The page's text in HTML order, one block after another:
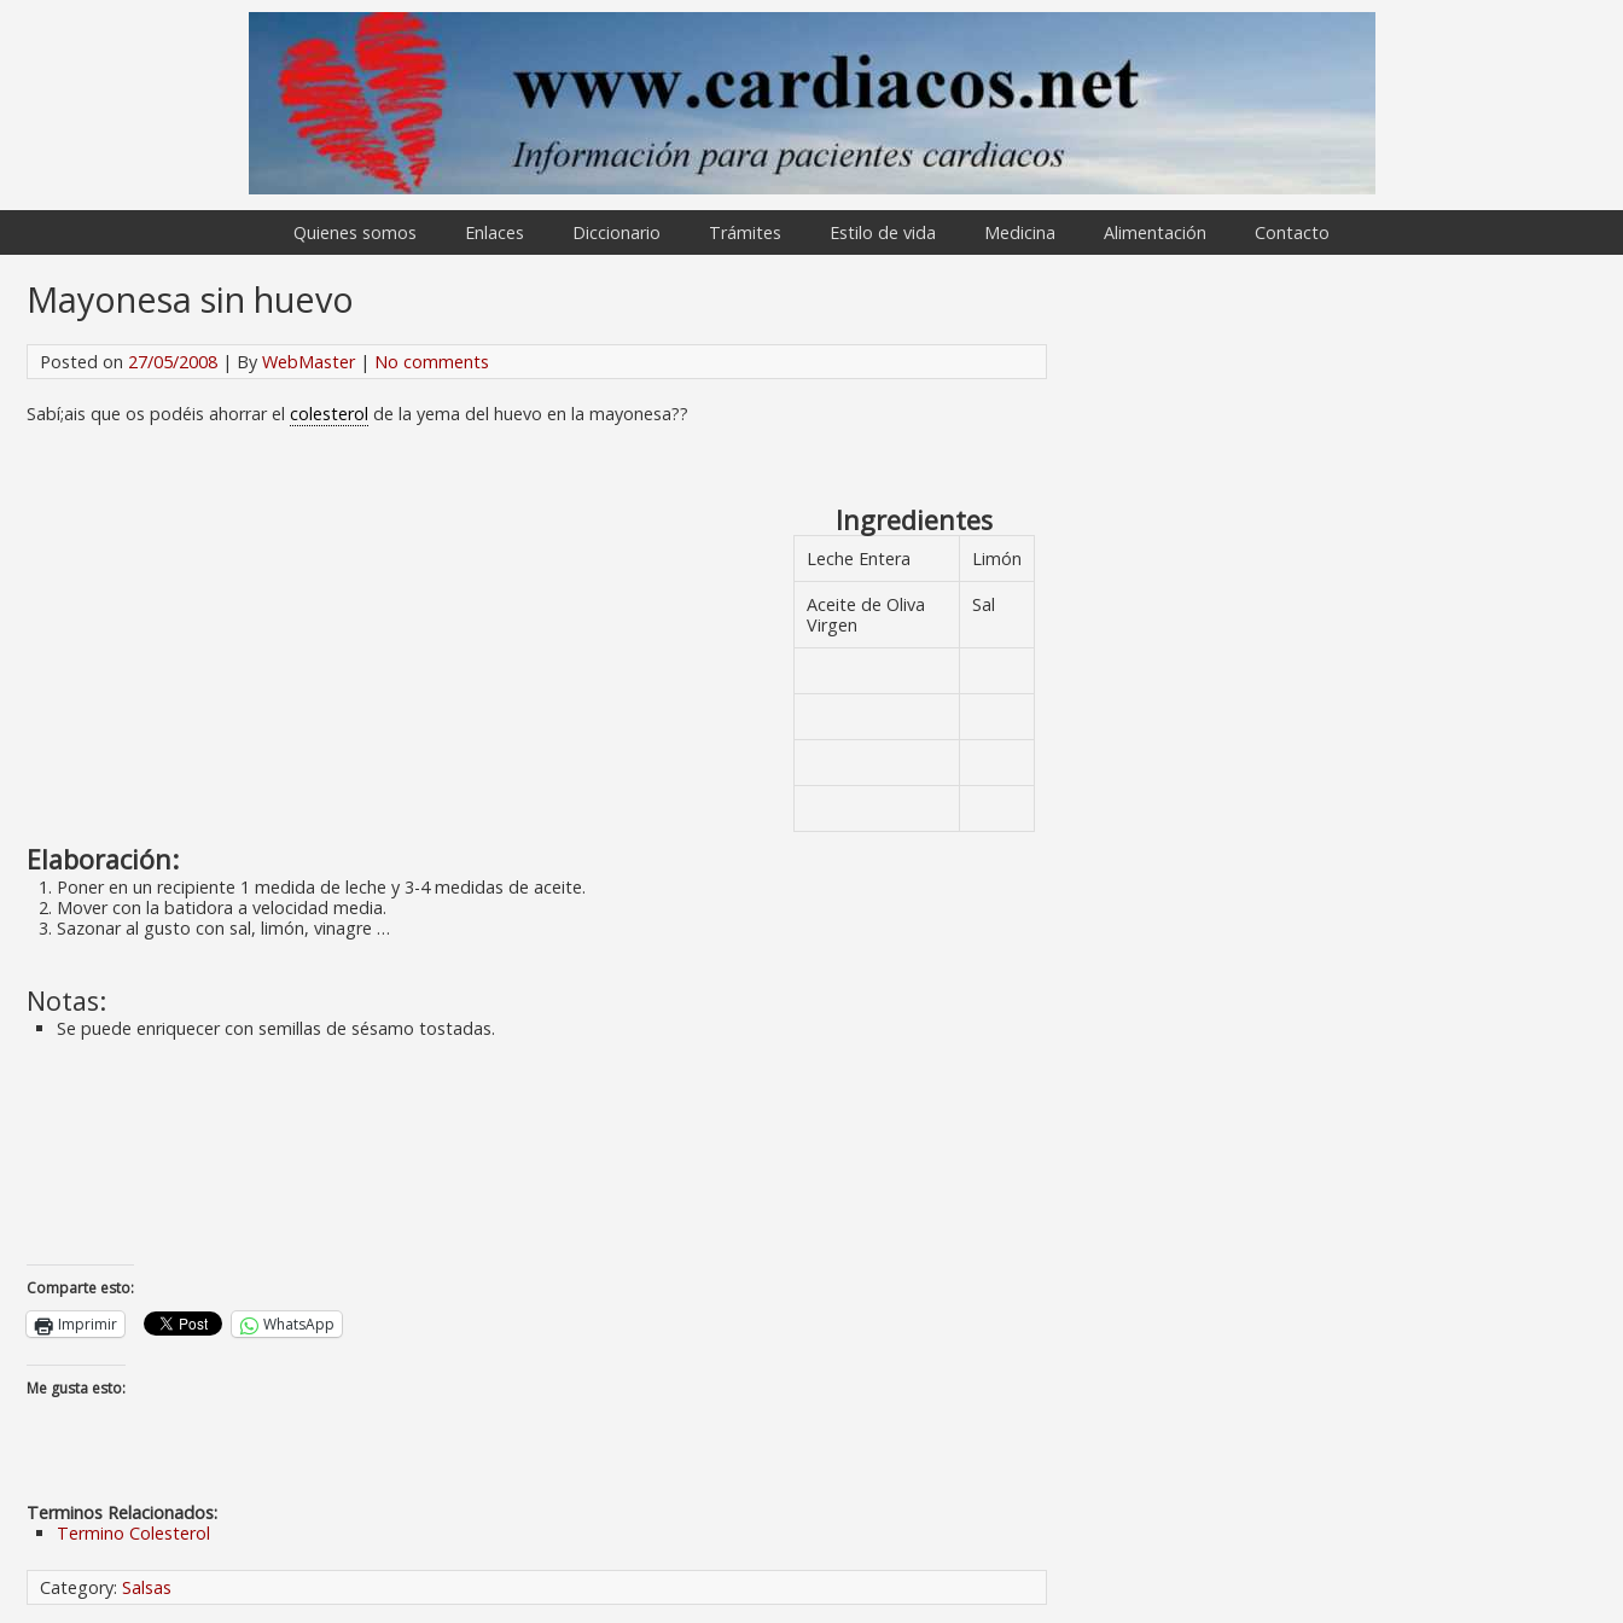
Quienes somos Enlaces Diccionario Trámites Estilo de vida Medicina Alimentación Contacto
Mayonesa sin huevo
Posted on 27/05/2008 | By WebMaster| No comments
Sabí;ais que os podéis ahorrar el colesterol de la yema del huevo en la mayonesa??
Ingredientes
Leche Entera
Limón
Aceite de Oliva
Virgen
Sal
Elaboración:
Poner en un recipiente 1 medida de leche y 3-4 medidas de aceite.
Mover con la batidora a velocidad media.
Sazonar al gusto con sal, limón, vinagre …
Notas:
Se puede enriquecer con semillas de sésamo tostadas.
Comparte esto:
Imprimir
WhatsApp
Me gusta esto:
Terminos Relacionados:
Termino Colesterol
Category: Salsas